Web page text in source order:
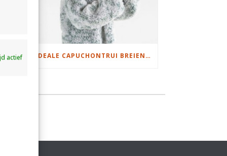
actief
DAMESJAS BREIEN VAN HEERLIJK ZACHT GAREN IDEALE CAPUCHONTRUI BREIEN VOOR THUIS OP DE BANK